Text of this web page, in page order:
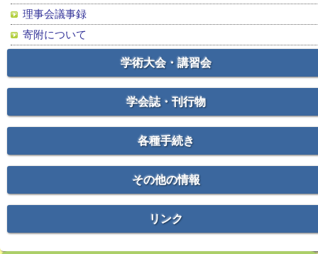
理事会議事録
寄附について
学術大会・講習会
学会誌・刊行物
各種手続き
その他の情報
リンク